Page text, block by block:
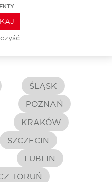
ŚLĄSK
POZNAŃ
KRAKÓW
SZCZECIN
LUBLIN
TORUŃ